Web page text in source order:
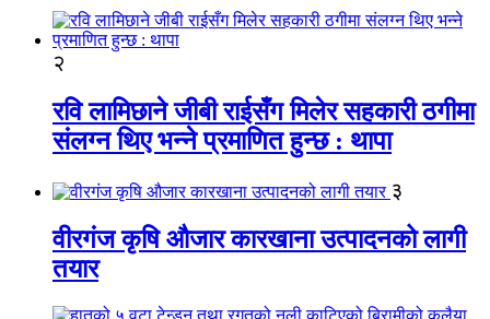
२
रवि लामिछाने जीबी राईसँग मिलेर सहकारी ठगीमा
संलग्न थिए भन्ने प्रमाणित हुन्छ : थापा
३
वीरगंज कृषि औजार कारखाना उत्पादनको लागी
तयार